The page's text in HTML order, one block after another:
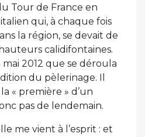
Tour de France en
qui, à chaque fois
la région, se devait de
calidifontaines.
mai 2012 que se déroula
du pèlerinage. Il
« première » d’un
pas de lendemain.
me vient à l’esprit : et